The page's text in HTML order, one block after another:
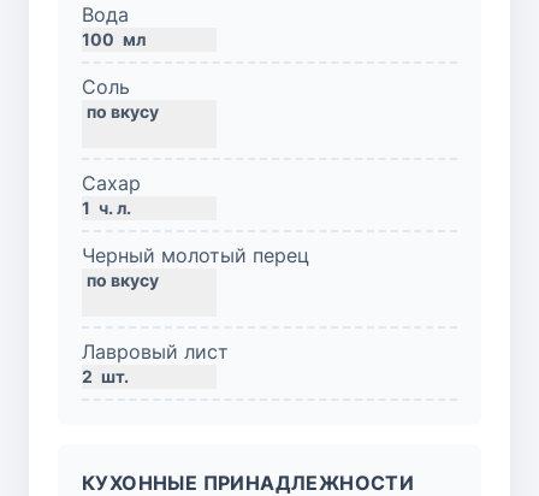
Вода
100 мл
Соль
Сахар
1 ч. л.
Черный молотый перец
Лавровый лист
2 шт.
КУХОННЫЕ ПРИНАДЛЕЖНОСТИ